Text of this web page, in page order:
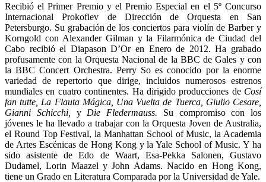
Recibió el Primer Premio y el Premio Especial en el 5º Concurso
Internacional Prokofiev de Dirección de Orquesta en San
Petersburgo. Su grabación de los conciertos para violín de Barber y
Korngold con Alexander Gilman y la Filarmónica de Ciudad del
Cabo recibió el Diapason D’Or en Enero de 2012. Ha grabado
profusamente con la Orquesta Nacional de la BBC de Gales y con
la BBC Concert Orchestra. Perry So es conocido por la enorme
variedad de repertorio que dirige, incluidos numerosos estrenos
mundiales en cuatro continentes. Ha dirigido producciones de Cosí
fan tutte, La Flauta Mágica, Una Vuelta de Tuerca, Giulio Cesare,
Gianni Schicchi,
yDie Fledermauss. Su compromiso con los
jóvenes le ha llevado a trabajar con la Orquesta Joven de Australia,
el Round Top Festival, la Manhattan School of Music, la Academia
de Artes Escénicas de Hong Kong y la Yale School of Music. Y ha
sido asistente de Edo de Waart, Esa-Pekka Salonen, Gustavo
Dudamel, Lorin Maazel y John Adams. Nacido en Hong Kong,
tiene un Grado en Literatura Comparada por la Universidad de Yale.